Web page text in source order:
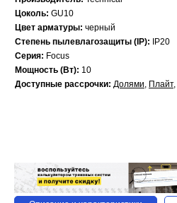
Цоколь: GU10
Цвет арматуры: черный
Степень пылевлагозащиты (IP):
IP20
Серия: Focus
Мощность (Вт): 10
Доступные рассрочки: Долями, Плайт,